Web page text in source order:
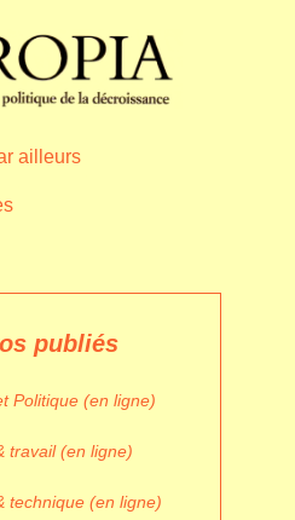
ailleurs
publiés
Politique (en ligne)
travail (en ligne)
technique (en ligne)